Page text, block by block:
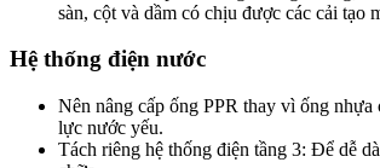
sàn, cột và dầm có chịu được các cải tạo
Hệ thống điện nước​
Nên nâng cấp ống PPR thay vì ống nhựa
lực nước yếu.
Tách riêng hệ thống điện tầng 3: Để dễ